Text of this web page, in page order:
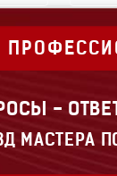
-
МАСТЕРА